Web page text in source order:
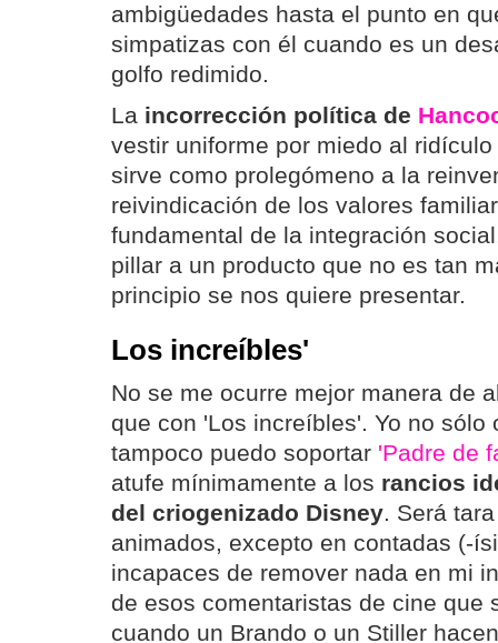
ambigüedades hasta el punto en
simpatizas con él cuando es un
golfo redimido.
La incorrección política de
vestir uniforme por miedo al
sirve como prolegómeno a la
reivindicación de los valores
fundamental de la integración
pillar a un producto que no es tan
principio se nos quiere presentar.
Los increíbles'
No se me ocurre mejor manera de
que con 'Los increíbles'. Yo no sólo
tampoco puedo soportar 'Padre de
atufe mínimamente a los rancios
del criogenizado Disney. Será
animados, excepto en contadas (-
incapaces de remover nada en mi
de esos comentaristas de cine que
cuando un Brando o un Stiller